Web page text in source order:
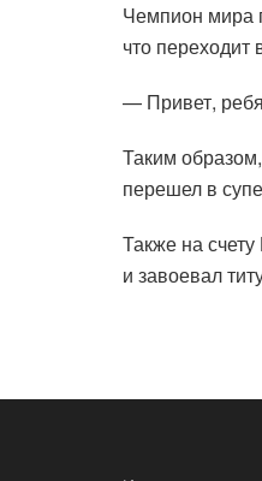
Чемпион мира
что переходит
— Привет,
Таким
перешел в
Также на
и завоевал